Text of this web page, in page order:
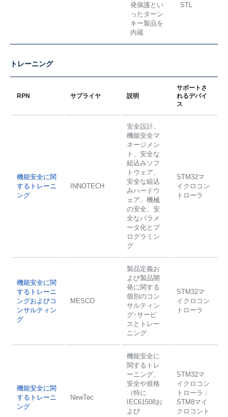
発保護とい
ったターン
キー製品を
内蔵
STL
トレーニング
RPN サプライヤ 説明
サポートさ
れるデバイ
ス
機能安全に関
するトレーニ
ング
INNOTECH
安全設計、
機能安全マ
ネージメン
ト、安全な
組込みソフ
トウェア、
安全な組込
みハードウ
ェア、機械
の安全、安
全なパラメ
ータ化とプ
ログラミン
グ
STM32マ
イクロコン
トローラ
機能安全に関
するトレーニ
ングおよびコ
ンサルティン
グ
MESCO
製品定義お
よび製品開
発に関する
個別のコン
サルティン
グ･サービ
スとトレー
ニング
STM32マ
イクロコン
トローラ
機能安全に関
するトレーニ
ング
NewTec
機能安全に
関するトレ
ーニング、
安全や規格
（特に
IEC61508お
よび
STM32マ
イクロコン
トローラ：
STM8マイ
クロコント